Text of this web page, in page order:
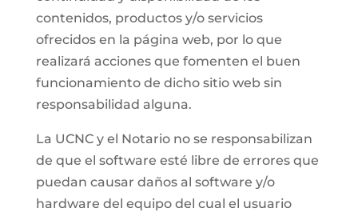
contenidos, productos y/o servicios
ofrecidos en la página web, por lo que
realizará acciones que fomenten el buen
funcionamiento de dicho sitio web sin
responsabilidad alguna.
La UCNC y el Notario no se responsabilizan
de que el software esté libre de errores que
puedan causar daños al software y/o
hardware del equipo del cual el usuario